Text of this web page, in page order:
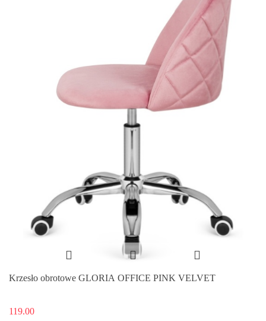
Krzesło obrotowe GLORIA OFFICE PINK VELVET
119.00